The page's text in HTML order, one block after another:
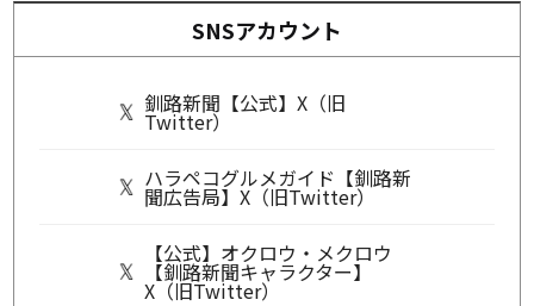
SNSアカウント
釧路新聞【公式】X（旧
Twitter）
ハラペコグルメガイド【釧路新
聞広告局】X（旧Twitter）
【公式】オクロウ・メクロウ
【釧路新聞キャラクター】
X（旧Twitter）